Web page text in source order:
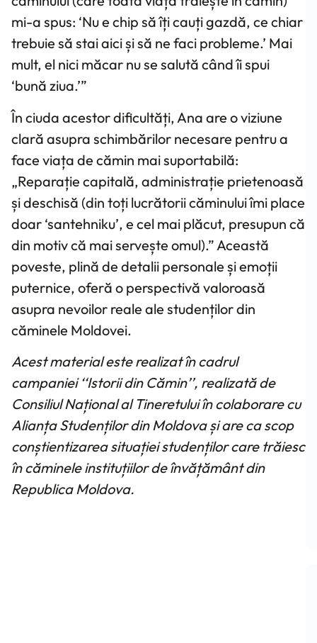
mi-a spus: ‘Nu e chip să îți cauți gazdă, ce chiar
trebuie să stai aici și să ne faci probleme.’ Mai
mult, el nici măcar nu se salută când îi spui
‘bună ziua.’”
În ciuda acestor dificultăți, Ana are o viziune
clară asupra schimbărilor necesare pentru a
face viața de cămin mai suportabilă:
„Reparație capitală, administrație prietenoasă
și deschisă (din toți lucrătorii căminului îmi place
doar ‘santehniku’, e cel mai plăcut, presupun că
din motiv că mai servește omul).” Această
poveste, plină de detalii personale și emoții
puternice, oferă o perspectivă valoroasă
asupra nevoilor reale ale studenților din
căminele Moldovei.
Acest material este realizat în cadrul
campaniei ‘‘Istorii din Cămin’’, realizată de
Consiliul Național al Tineretului în colaborare cu
Alianța Studenților din Moldova și are ca scop
conștientizarea situației studenților care trăiesc
în căminele instituțiilor de învățământ din
Republica Moldova.